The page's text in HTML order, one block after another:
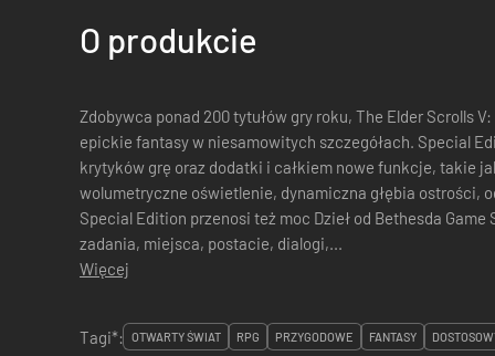
O produkcie
Zdobywca ponad 200 tytułów gry roku, The Elder Scrolls
epickie fantasy w niesamowitych szczegółach. Special
krytyków grę oraz dodatki i całkiem nowe funkcje, takie
wolumetryczne oświetlenie, dynamiczna głębia ostrości,
Special Edition przenosi też moc Dzieł od Bethesda Game
zadania, miejsca, postacie, dialogi,...
Więcej
Tagi*:
OTWARTY ŚWIAT RPG PRZYGODOWE FANTASY